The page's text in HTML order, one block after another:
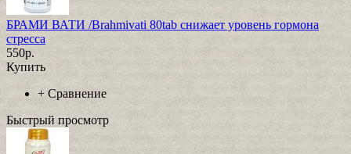
БРАМИ ВАТИ /Brahmivati 80tab снижает уровень гормона
стресса
550р.
Купить
+ Сравнение
Быстрый просмотр